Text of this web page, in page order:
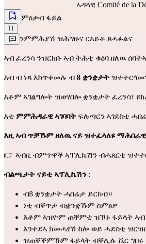
ኣዳላዊ Comité de la
ምዕቃብ ፋይል
TI
ንምምሕያሽ ዝሕግዙና ርእይቶ ጸሓፉልና
ኣብ ፈረንሳ ንዝርከቡ ኣብ ትሕቲ ቁዕባ ዘለዉ
እብ ብ ነጻ እክጥቀመሉ ብ 8 ቋንቋታት
እቶም ኣገልግሎት ዝወሃበሎ ቋንቋታት ፈረንሳ፣
እቲ ምምሕዳራዊ ኣገባባት ፍሉጣርን ኣገደስቲ
እዚ ኣብ ጥቓኹም ዘለዉ ናይ ዝተፈላለዩ
👉 ኣብዚ ብምጥዋቕ ኣፕሊኬሽን ብሓጸርቲ
ብልጫታት ናይቲ ኣፕሊኬሽን :
ብ8 ቋንቋታት ሓበሬታ ይርከብ።
ነቲ ብቐጥታ ብቋንቋኹም ስምዕዎ
እቶም ኣዝዮም ጠቐምቲ ዝኾኑ ፋይላት
እንተደኣ ክመሓየሽ ከሎ ወይ ሓደስቲ
ዝጠቐቕምኹም ፋይላት ብቐሊሉ ሼር ግበሩ